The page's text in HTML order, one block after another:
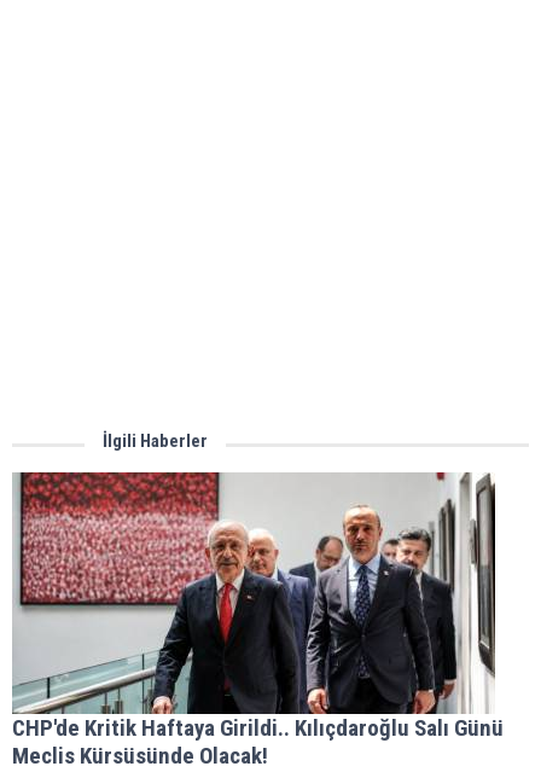
İlgili Haberler
CHP'de Kritik Haftaya Girildi.. Kılıçdaroğlu Salı Günü
Meclis Kürsüsünde Olacak!